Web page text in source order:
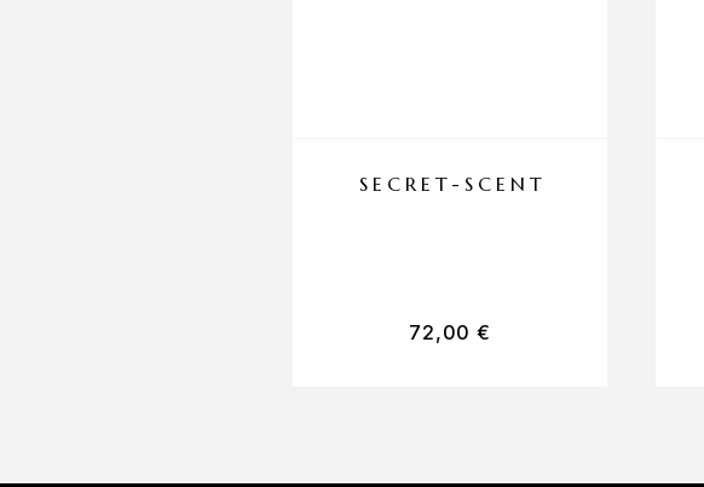
SECRET-SCENT
72,00 €